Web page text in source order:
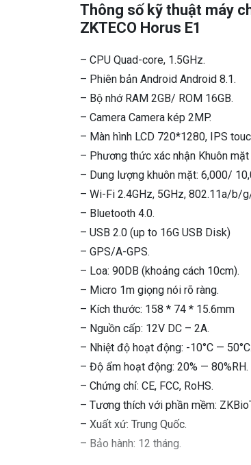
Thông số kỹ thuật máy
ZKTECO Horus E1
– CPU Quad-core, 1.5GHz.
– Phiên bản Android Android 8.1.
– Bộ nhớ RAM 2GB/ ROM 16GB.
– Camera Camera kép 2MP.
– Màn hình LCD 720*1280, IPS
– Phương thức xác nhận Khuôn
– Dung lượng khuôn mặt: 6,000/
– Wi-Fi 2.4GHz, 5GHz, 802.11a/b/
– Bluetooth 4.0.
– USB 2.0 (up to 16G USB Disk)
– GPS/A-GPS.
– Loa: 90DB (khoảng cách 10cm).
– Micro 1m giọng nói rõ ràng.
– Kích thước: 158 * 74 * 15.6mm
– Nguồn cấp: 12V DC – 2A.
– Nhiệt độ hoạt động: -10°C — 50°C.
– Độ ẩm hoạt động: 20% — 80%RH.
– Chứng chỉ: CE, FCC, RoHS.
– Tương thích với phần mềm:
– Xuất xứ: Trung Quốc.
– Bảo hành: 12 tháng.